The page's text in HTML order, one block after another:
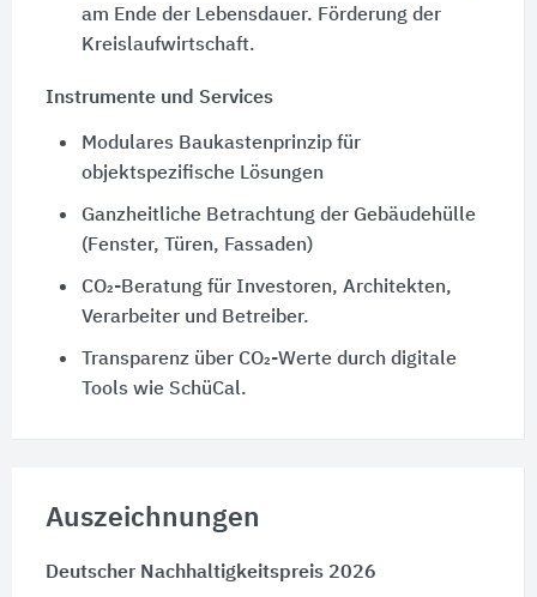
am Ende der Lebensdauer. Förderung der
Kreislaufwirtschaft.
Instrumente und Services
Modulares Baukastenprinzip für
objektspezifische Lösungen
Ganzheitliche Betrachtung der Gebäudehülle
(Fenster, Türen, Fassaden)
CO₂-Beratung für Investoren, Architekten,
Verarbeiter und Betreiber.
Transparenz über CO₂-Werte durch digitale
Tools wie SchüCal.
Auszeichnungen
Deutscher Nachhaltigkeitspreis 2026